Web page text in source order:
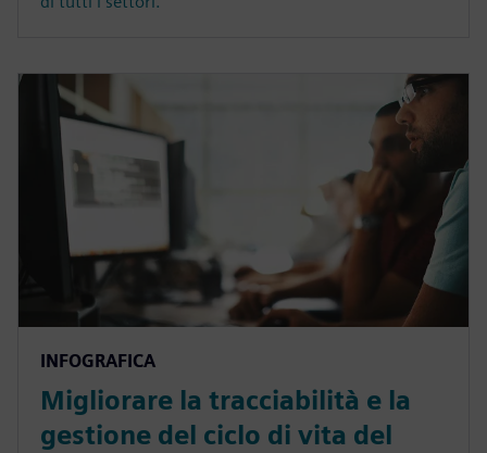
INFOGRAFICA
Migliorare la tracciabilità e la
gestione del ciclo di vita del